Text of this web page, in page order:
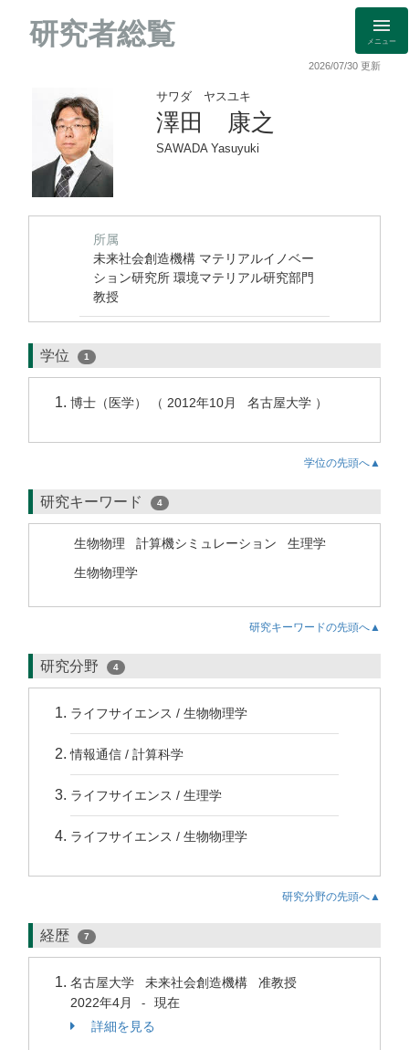
研究者総覧 メニュー
2026/07/30 更新
サワダ ヤスユキ
澤田 康之
SAWADA Yasuyuki
所属
未来社会創造機構 マテリアルイノベー
ション研究所 環境マテリアル研究部門
教授
学位 1
博士（医学） （ 2012年10月 名古屋大学 ）
学位の先頭へ▲
研究キーワード 4
生物物理 計算機シミュレーション
生理学
生物物理学
研究キーワードの先頭へ▲
研究分野 4
ライフサイエンス / 生物物理学
情報通信 / 計算科学
ライフサイエンス / 生理学
ライフサイエンス / 生物物理学
研究分野の先頭へ▲
経歴 7
名古屋大学 未来社会創造機構 准教授
2022年4月
-
現在
詳細を見る